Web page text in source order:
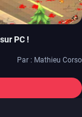
PC !
Par : Mathieu Corso